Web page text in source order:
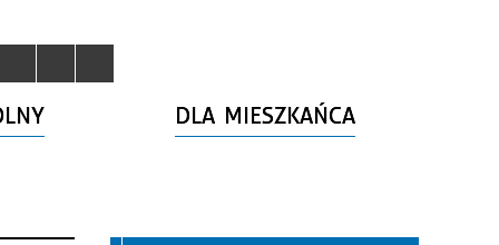
DLA MIESZKAŃCA